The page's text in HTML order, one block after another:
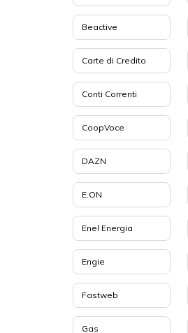
Beactive
Carte di Credito
Conti Correnti
CoopVoce
DAZN
E.ON
Enel Energia
Engie
Fastweb
Gas